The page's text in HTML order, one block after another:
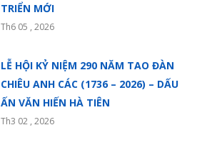
TRIỂN MỚI
Th6 05 , 2026
LỄ HỘI KỶ NIỆM 290 NĂM TAO ĐÀN
CHIÊU ANH CÁC (1736 – 2026) – DẤU
ẤN VĂN HIẾN HÀ TIÊN
Th3 02 , 2026